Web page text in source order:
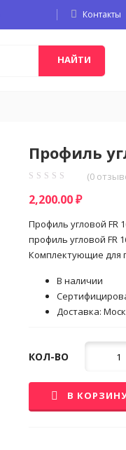
Контакты
НАЙТИ
Профиль
(0
2,200.00₽
Профиль угловой FR
профиль угловой FR
Комплектующие для
В наличии
Доставка:
КОЛ-ВО
В